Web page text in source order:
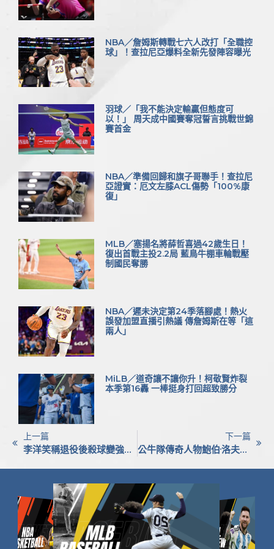
NBA／詹姆斯轉戰七六人改打「全職控
球」！查拉尼亞爆料全新先發陣容曝光
羽球／「我不能決定輸贏但態度可
以！」 周天成中國賽奪冠誓言挑戰世錦
賽首金
NBA／準備回歸和旗子哥聯手！查拉尼
亞證實：厄文左膝ACL傷勢「100%康
復」
MLB／塞揚名將薛哲喜過42歲生日！
復出首戰主投2.2局 藍鳥牛棚車輪戰壓
制國民奪勝
NBA／遲未決定第24季落腳處！熱火
誤發加盟直播引熱議 傳詹姆斯在等「這
兩人」
MiLB／道奇讓不讓你升！柯敬賢炸裂
本季第16轟 一棒挺身打回超致勝分
上一篇
李洋笑稱退役後殺球變強，蔡司微創雷射助他重拾精準視力
下一篇
公牛隊傳奇人物鮑伯·洛夫因癌症去世，享年81歲